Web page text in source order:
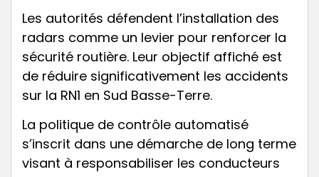
Les autorités défendent l’installation des
radars comme un levier pour renforcer la
sécurité routière. Leur objectif affiché est
de réduire significativement les accidents
sur la RN1 en Sud Basse-Terre.
La politique de contrôle automatisé
s’inscrit dans une démarche de long terme
visant à responsabiliser les conducteurs